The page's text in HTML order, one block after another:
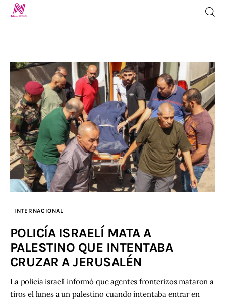
Inicio
TV en Vivo
Jalisco Noticias
Programación
Jalisco TV
Nosotros
Contacto
INTERNACIONAL
POLICÍA ISRAELÍ MATA A
PALESTINO QUE INTENTABA
CRUZAR A JERUSALÉN
La policía israelí informó que agentes fronterizos mataron a
tiros el lunes a un palestino cuando intentaba entrar en